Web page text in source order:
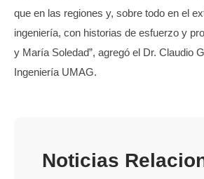
que en las regiones y, sobre todo en el
ingeniería, con historias de esfuerzo y
y María Soledad”, agregó el Dr. Claudio
Ingeniería UMAG.
Noticias